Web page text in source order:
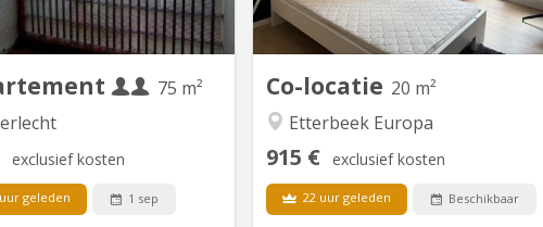
75 m²
exclusief kosten
geleden 1 sep
loué à deux étudiants. Il
de deux chambres, un...
Co-locatie 20 m²
Etterbeek Europa
915 € exclusief kosten
22 uur geleden Beschikbaar
d’un salon, d’un living et d’une cour
aménagée avec barbecue. 🍽️